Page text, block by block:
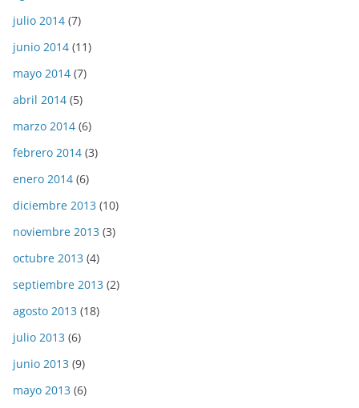
julio 2014 (7)
junio 2014 (11)
mayo 2014 (7)
abril 2014 (5)
marzo 2014 (6)
febrero 2014 (3)
enero 2014 (6)
diciembre 2013 (10)
noviembre 2013 (3)
octubre 2013 (4)
septiembre 2013 (2)
agosto 2013 (18)
julio 2013 (6)
junio 2013 (9)
mayo 2013 (6)